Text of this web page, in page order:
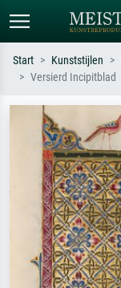
Zoek op kunstenaar,
Monet, Sterrennacht,
Hokusai-golf,
Start Kunststijlen
Versierd Incipitblad